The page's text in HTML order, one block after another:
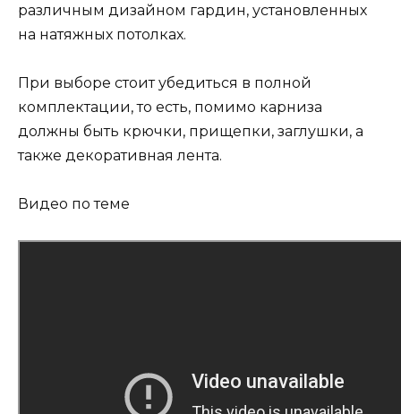
различным дизайном гардин, установленных
на натяжных потолках.
При выборе стоит убедиться в полной
комплектации, то есть, помимо карниза
должны быть крючки, прищепки, заглушки, а
также декоративная лента.
Видео по теме